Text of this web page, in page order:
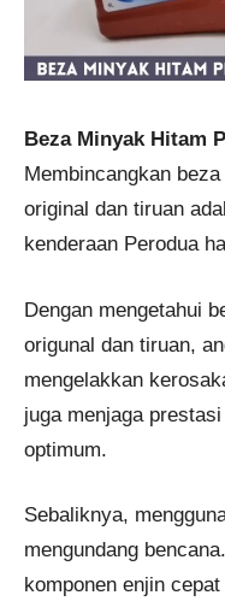
Beza Minyak Hitam
Membincangkan
original dan tiruan
kenderaan Perodua
Dengan mengetahui
origunal dan tiruan,
mengelakkan
juga menjaga
optimum.
Sebaliknya,
mengundang
komponen enjin